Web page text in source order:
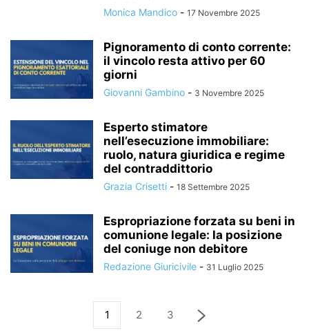
Monica Mandico - 17 Novembre 2025
Pignoramento di conto corrente:
il vincolo resta attivo per 60
giorni
Giovanni Gambino - 3 Novembre 2025
Esperto stimatore
nell’esecuzione immobiliare:
ruolo, natura giuridica e regime
del contraddittorio
Grazia Crisetti - 18 Settembre 2025
Espropriazione forzata su beni in
comunione legale: la posizione
del coniuge non debitore
Redazione Giuricivile - 31 Luglio 2025
1 2 3